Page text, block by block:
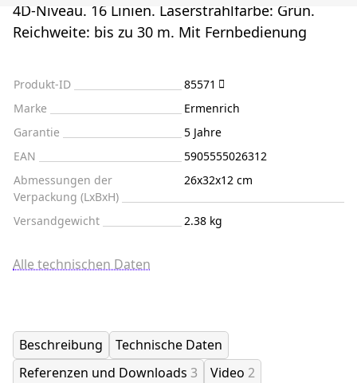
4D-Niveau. 16 Linien. Laserstrahlfarbe: Grün.
Reichweite: bis zu 30 m. Mit Fernbedienung
Produkt-ID
85571
Marke
Ermenrich
Garantie
5 Jahre
EAN
5905555026312
Abmessungen der
Verpackung (LxBxH)
26x32x12 cm
Versandgewicht 2.38 kg
Alle technischen Daten
Beschreibung
Technische Daten
Referenzen und Downloads 3 Video 2